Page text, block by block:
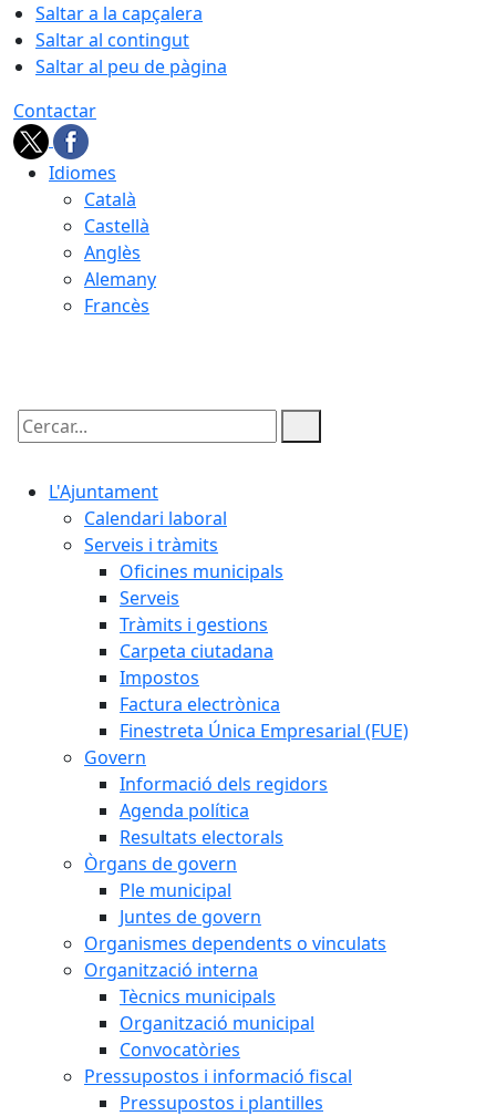
Saltar a la capçalera
Saltar al contingut
Saltar al peu de pàgina
Contactar
Idiomes
Català
Castellà
Anglès
Alemany
Francès
Cercar:
L'Ajuntament
Calendari laboral
Serveis i tràmits
Oficines municipals
Serveis
Tràmits i gestions
Carpeta ciutadana
Impostos
Factura electrònica
Finestreta Única Empresarial (FUE)
Govern
Informació dels regidors
Agenda política
Resultats electorals
Òrgans de govern
Ple municipal
Juntes de govern
Organismes dependents o vinculats
Organització interna
Tècnics municipals
Organització municipal
Convocatòries
Pressupostos i informació fiscal
Pressupostos i plantilles